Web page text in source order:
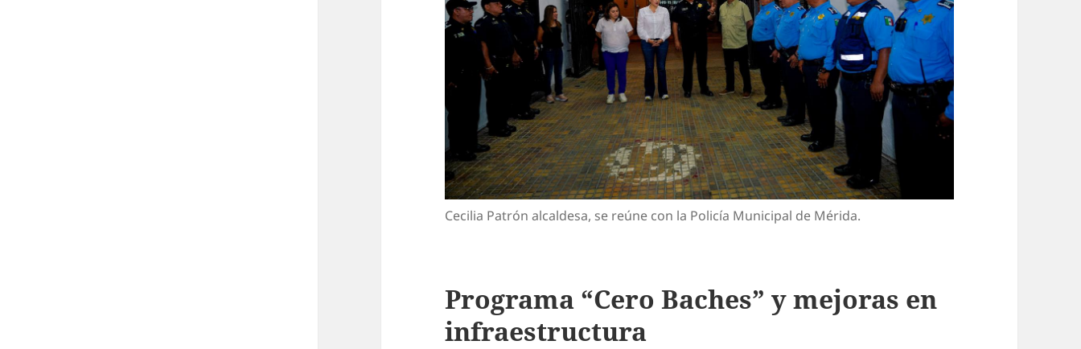
Cecilia Patrón alcaldesa, se reúne con la Policía Municipal de Mérida.
Programa “Cero Baches” y mejoras en
infraestructura